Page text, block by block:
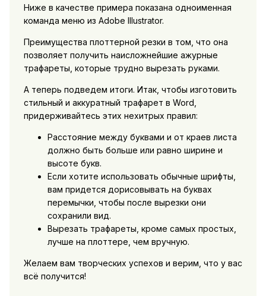
Ниже в качестве примера показана одноименная
команда меню из Adobe Illustrator.
Преимущества плоттерной резки в том, что она
позволяет получить наисложнейшие ажурные
трафареты, которые трудно вырезать руками.
А теперь подведем итоги. Итак, чтобы изготовить
стильный и аккуратный трафарет в Word,
придерживайтесь этих нехитрых правил:
Расстояние между буквами и от краев листа
должно быть больше или равно ширине и
высоте букв.
Если хотите использовать обычные шрифты,
вам придется дорисовывать на буквах
перемычки, чтобы после вырезки они
сохранили вид.
Вырезать трафареты, кроме самых простых,
лучше на плоттере, чем вручную.
Желаем вам творческих успехов и верим, что у вас
всё получится!